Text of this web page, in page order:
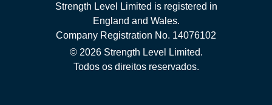
Strength Level Limited is registered in
England and Wales.
Company Registration No. 14076102
© 2026 Strength Level Limited.
Todos os direitos reservados.